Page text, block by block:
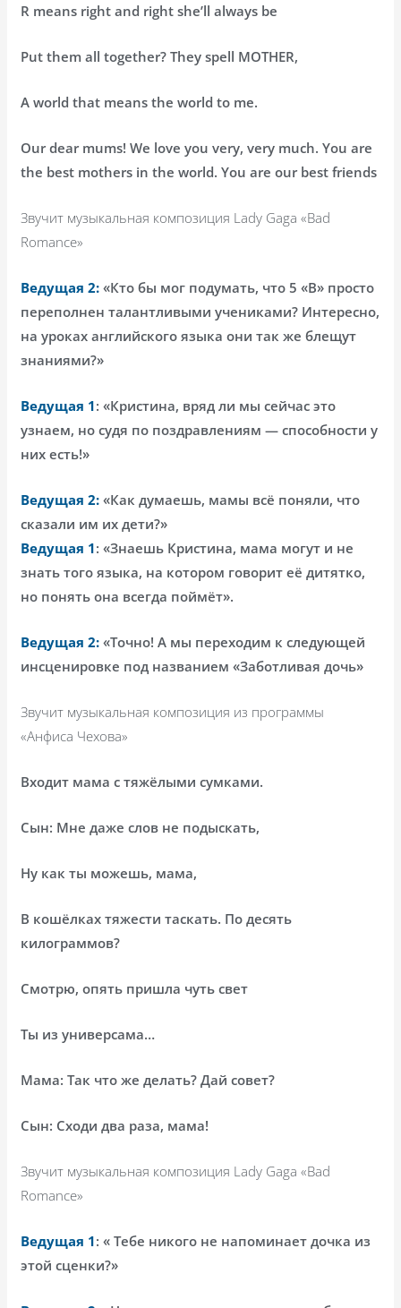
R means right and right she’ll always be
Put them all together? They spell MOTHER,
A world that means the world to me.
Our dear mums! We love you very, very much. You are
the best mothers in the world. You are our best friends
Звучит музыкальная композиция Lady Gaga «Bad
Romance»
Ведущая 2: «Кто бы мог подумать, что 5 «В» просто
переполнен талантливыми учениками? Интересно,
на уроках английского языка они так же блещут
знаниями?»
Ведущая 1: «Кристина, вряд ли мы сейчас это
узнаем, но судя по поздравлениям — способности у
них есть!»
Ведущая 2: «Как думаешь, мамы всё поняли, что
сказали им их дети?»
Ведущая 1: «Знаешь Кристина, мама могут и не
знать того языка, на котором говорит её дитятко,
но понять она всегда поймёт».
Ведущая 2: «Точно! А мы переходим к следующей
инсценировке под названием «Заботливая дочь»
Звучит музыкальная композиция из программы
«Анфиса Чехова»
Входит мама с тяжёлыми сумками.
Сын: Мне даже слов не подыскать,
Ну как ты можешь, мама,
В кошёлках тяжести таскать. По десять
килограммов?
Смотрю, опять пришла чуть свет
Ты из универсама…
Мама: Так что же делать? Дай совет?
Сын: Сходи два раза, мама!
Звучит музыкальная композиция Lady Gaga «Bad
Romance»
Ведущая 1: « Тебе никого не напоминает дочка из
этой сценки?»